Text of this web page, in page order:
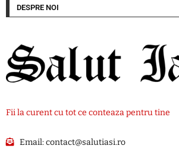
DESPRE NOI
Fii la curent cu tot ce conteaza pentru tine
Email:contact@salutiasi.ro